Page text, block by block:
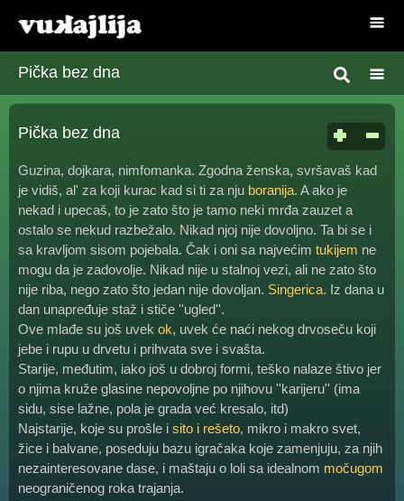
Pička bez dna
Pička bez dna
Guzina, dojkara, nimfomanka. Zgodna ženska, svršavaš kad
je vidiš, al' za koji kurac kad si ti za nju boranija. A ako je
nekad i upecaš, to je zato što je tamo neki mrđa zauzet a
ostalo se nekud razbežalo. Nikad njoj nije dovoljno. Ta bi se i
sa kravljom sisom pojebala. Čak i oni sa najvećim tukijem ne
mogu da je zadovolje. Nikad nije u stalnoj vezi, ali ne zato što
nije riba, nego zato što jedan nije dovoljan. Singerica. Iz dana u
dan unapređuje staž i stiče ''ugled''.
Ove mlađe su još uvek ok, uvek će naći nekog drvoseču koji
jebe i rupu u drvetu i prihvata sve i svašta.
Starije, međutim, iako još u dobroj formi, teško nalaze štivo jer
o njima kruže glasine nepovoljne po njihovu ''karijeru'' (ima
sidu, sise lažne, pola je grada već kresalo, itd)
Najstarije, koje su prošle i sito i rešeto, mikro i makro svet,
žice i balvane, poseduju bazu igračaka koje zamenjuju, za njih
nezainteresovane dase, i maštaju o loli sa idealnom močugom
neograničenog roka trajanja.